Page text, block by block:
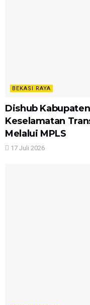
BEKASI RAYA
Dishub
Keselamatan
Melalui MPLS
17 Juli 2026